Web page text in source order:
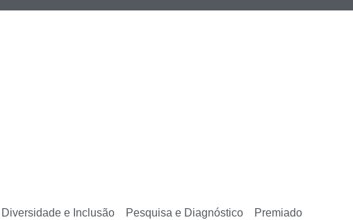
Diversidade e Inclusão Pesquisa e Diagnóstico Premiado